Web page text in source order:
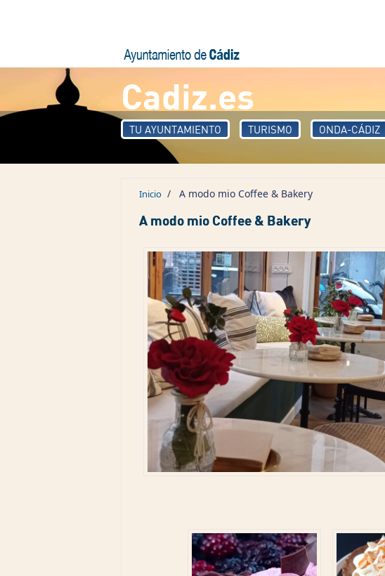
Cadiz.es
TU AYUNTAMIENTO TURISMO ONDA-CÁDIZ
Inicio / A modo mio Coffee & Bakery
A modo mio Coffee & Bakery